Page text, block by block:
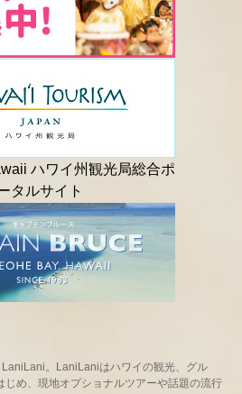
。LaniLaniはハワイの観光、グル
じめ、現地オプショナルツアーや話題の流行